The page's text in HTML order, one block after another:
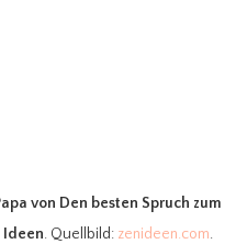
von Den besten Spruch zum
Ideen. Quellbild: zenideen.com.